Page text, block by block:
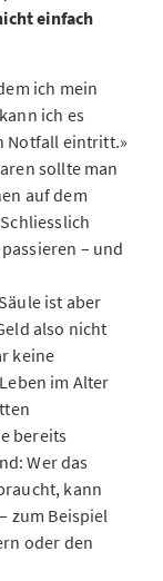
einfach
ich mein
ich es
Notfall eintritt.»
sollte man
auf dem
– und
ist aber
also nicht
keine
im Alter
bereits
Wer das
kann
zum Beispiel
oder den